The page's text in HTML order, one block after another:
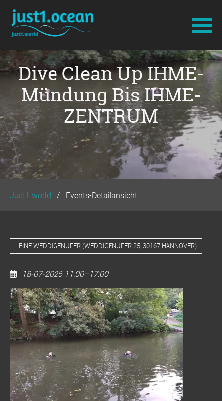
Navigation
überspringen
Dive Clean Up IHME-
Mündung Bis IHME-
ZENTRUM
Just1.world Events-Detailansicht
LEINE WEDDIGENUFER (WEDDIGENUFER 25, 30167 HANNOVER)
18-07-2026 11:00–17:00
Dive
Clean
Up
IHME-
Mündung
Bis
IHME-
ZENTRUM